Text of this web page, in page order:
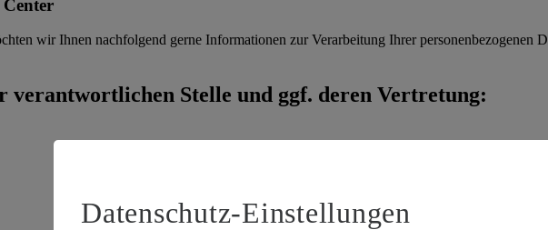
wir Ihnen nachfolgend gerne Informationen zur Verarbeitung Ihrer personenbezogenen
verantwortlichen Stelle und ggf. deren Vertretung:
Datenschutz-Einstellungen